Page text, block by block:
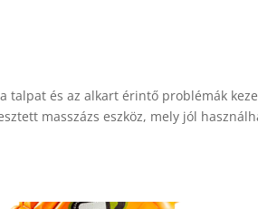
talpat és az alkart érintő problémák
masszázs eszköz, mely jól